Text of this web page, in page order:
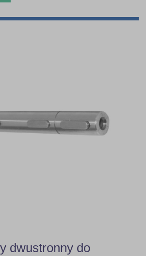
dwustronny do